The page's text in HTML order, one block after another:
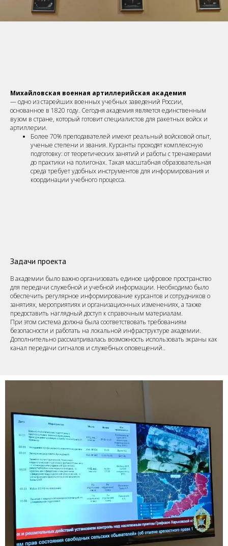
Михайловская военная артиллерийская академия
— одно из старейших военных учебных заведений России,
основанное в 1820 году. Сегодня академия является единственным
вузом в стране, который готовит специалистов для ракетных войск и
артиллерии.
Более 70% преподавателей имеют реальный войсковой опыт,
ученые степени и звания. Курсанты проходят комплексную
подготовку: от теоретических занятий и работы с тренажерами
до практики на полигонах. Такая масштабная образовательная
среда требует удобных инструментов для информирования и
координации учебного процесса.
Задачи проекта
В академии было важно организовать единое цифровое пространство
для передачи служебной и учебной информации. Необходимо было
обеспечить регулярное информирование курсантов и сотрудников о
занятиях, мероприятиях и организационных изменениях, а также
предоставить наглядный доступ к справочным материалам.
При этом система должна была соответствовать требованиям
безопасности и работать на локальной инфраструктуре академии.
Дополнительно рассматривалась возможность использовать экраны как
канал передачи сигналов и служебных оповещений..